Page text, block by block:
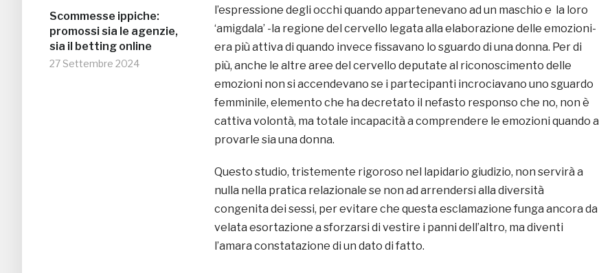
Scommesse ippiche:
promossi sia le agenzie,
sia il betting online
27 Settembre 2024
l’espressione degli occhi quando appartenevano ad un maschio e la loro
‘amigdala’ -la regione del cervello legata alla elaborazione delle emozioni-
era più attiva di quando invece fissavano lo sguardo di una donna. Per di
più, anche le altre aree del cervello deputate al riconoscimento delle
emozioni non si accendevano se i partecipanti incrociavano uno sguardo
femminile, elemento che ha decretato il nefasto responso che no, non è
cattiva volontà, ma totale incapacità a comprendere le emozioni quando a
provarle sia una donna.
Questo studio, tristemente rigoroso nel lapidario giudizio, non servirà a
nulla nella pratica relazionale se non ad arrendersi alla diversità
congenita dei sessi, per evitare che questa esclamazione funga ancora da
velata esortazione a sforzarsi di vestire i panni dell’altro, ma diventi
l’amara constatazione di un dato di fatto.